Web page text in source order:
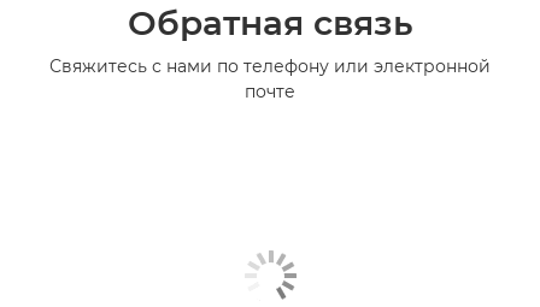
Обратная связь
Свяжитесь с нами по телефону или электронной
почте